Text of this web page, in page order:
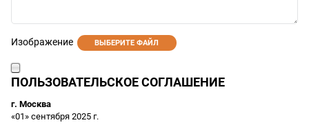
Изображение ВЫБЕРИТЕ ФАЙЛ
ПОЛЬЗОВАТЕЛЬСКОЕ СОГЛАШЕНИЕ
г. Москва
«01» сентября 2025 г.